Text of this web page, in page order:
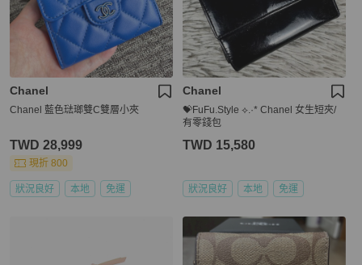
Chanel
Chanel 藍色琺瑯雙C雙層小夾
TWD 28,999
現折 800
狀況良好 本地 免運
Chanel
💝FuFu.Style ⟡.·* Chanel 女生短夾/
有零錢包
TWD 15,580
狀況良好 本地 免運